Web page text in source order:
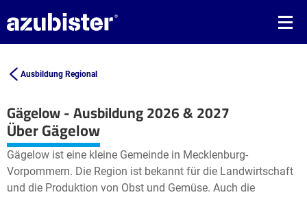
Ausbildung Regional
Gägelow - Ausbildung 2026 & 2027
+
−
Leaflet| ©OpenStreetMap2
Über Gägelow
Gägelow ist eine kleine Gemeinde in Mecklenburg-
Vorpommern. Die Region ist bekannt für die Landwirtschaft
und die Produktion von Obst und Gemüse. Auch die